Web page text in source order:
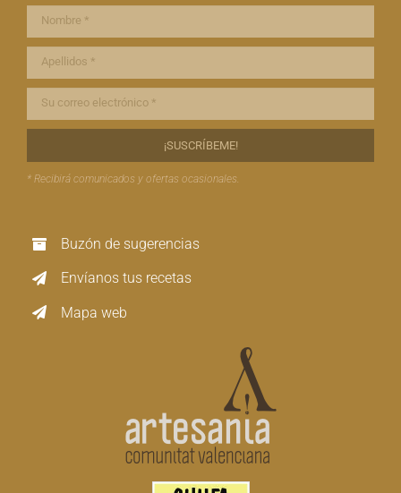
* Recibirá comunicados y ofertas ocasionales.
Buzón de sugerencias
Envíanos tus recetas
Mapa web